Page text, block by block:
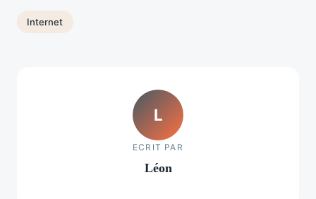
Internet
L
ECRIT PAR
Léon